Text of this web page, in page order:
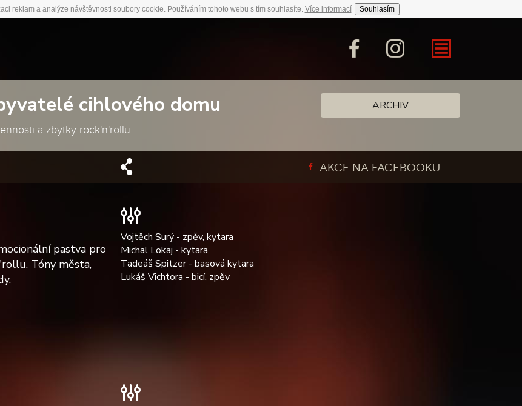
reklam a analýze návštěvnosti soubory cookie. Používáním tohoto webu s tím souhlasíte. Více informací Souhlasím
cihlového domu
a zbytky rock'n'rollu.
ARCHIV
AKCE NA FACEBOOKU
pastva pro
Tóny města,
Vojtěch Surý - zpěv, kytara
Michal Lokaj - kytara
Tadeáš Spitzer - basová kytara
Lukáš Vichtora - bicí, zpěv